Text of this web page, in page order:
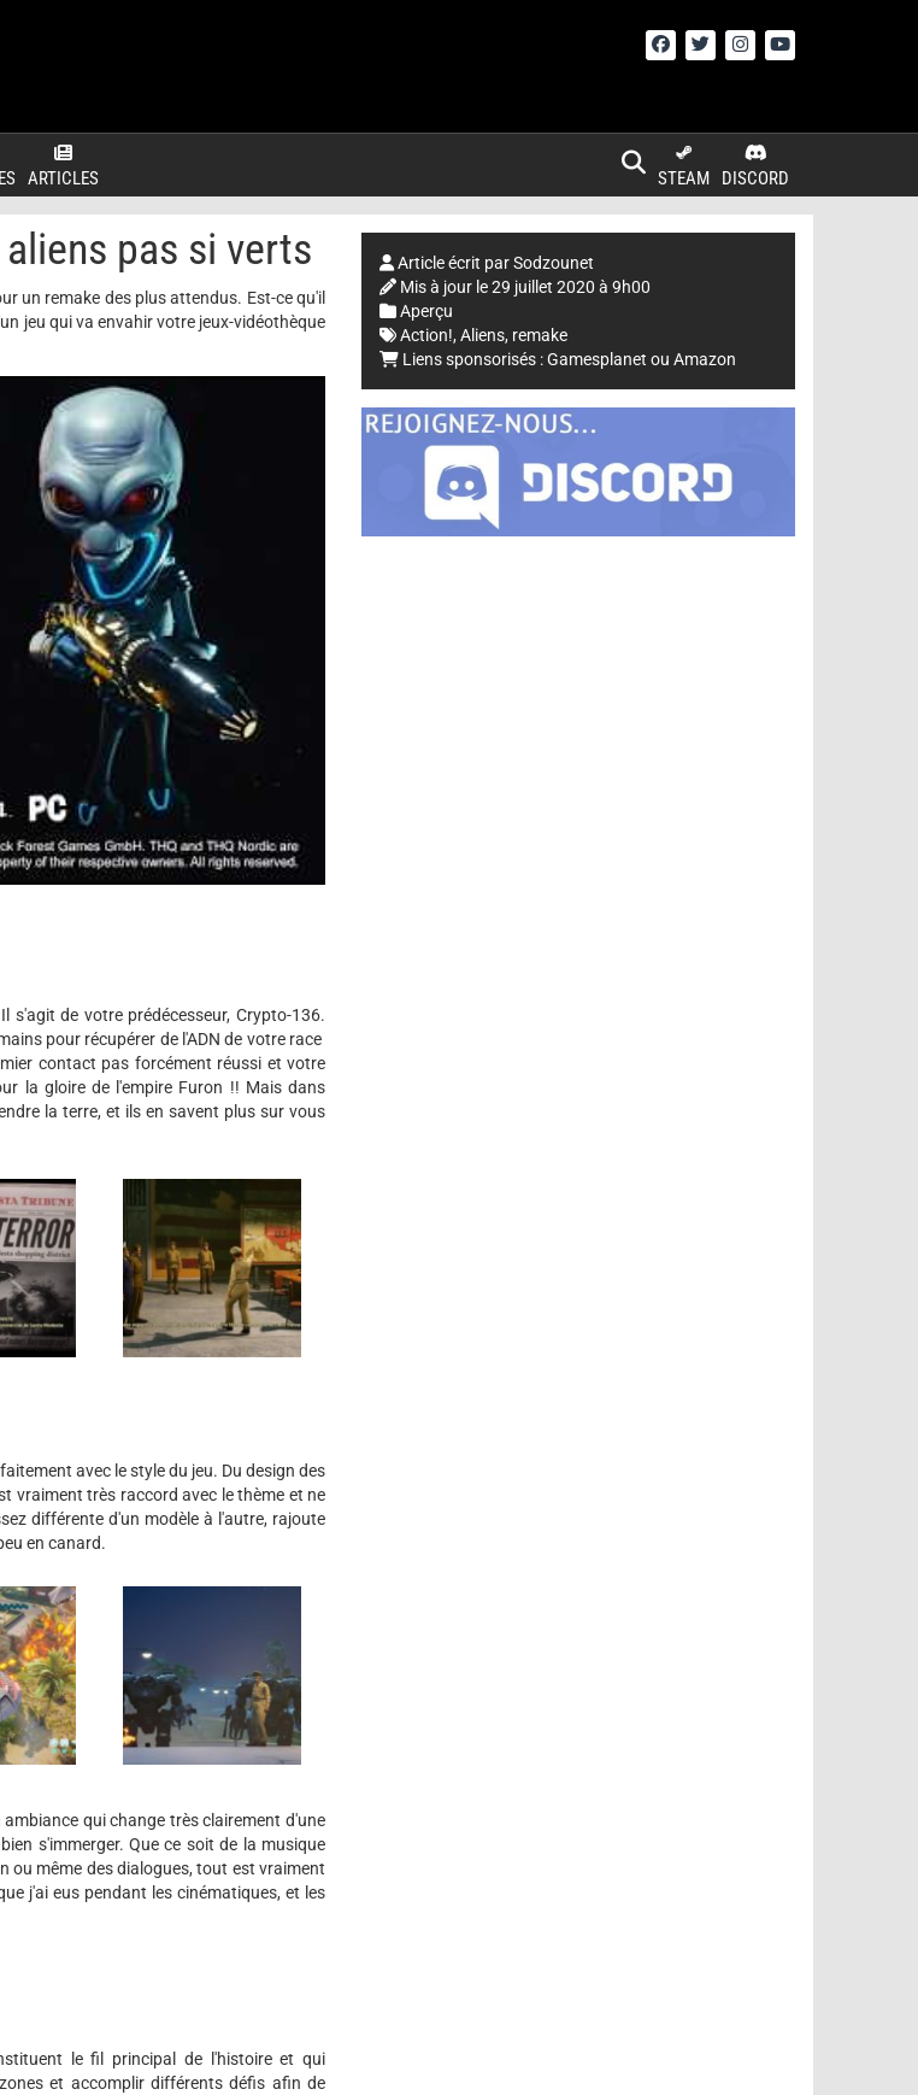
ARTICLES DISCORD
STEAM
pas si verts
un remake des plus attendus. Est-ce qu'il
jeu qui va envahir votre jeux-vidéothèque
s'agit de votre prédécesseur, Crypto-136.
pour récupérer de l'ADN de votre race
contact pas forcément réussi et votre
la gloire de l'empire Furon !! Mais dans
la terre, et ils en savent plus sur vous
avec le style du jeu. Du design des
vraiment très raccord avec le thème et ne
différente d'un modèle à l'autre, rajoute
en canard.
qui change très clairement d'une
s'immerger. Que ce soit de la musique
ou même des dialogues, tout est vraiment
j'ai eus pendant les cinématiques, et les
le fil principal de l'histoire et qui
et accomplir différents défis afin de
Article écrit parSodzounet
Mis à jour le29 juillet 2020 à 9h00
Aperçu
Action!, Aliens, remake
Liens sponsorisés :Gamesplanet ou Amazon